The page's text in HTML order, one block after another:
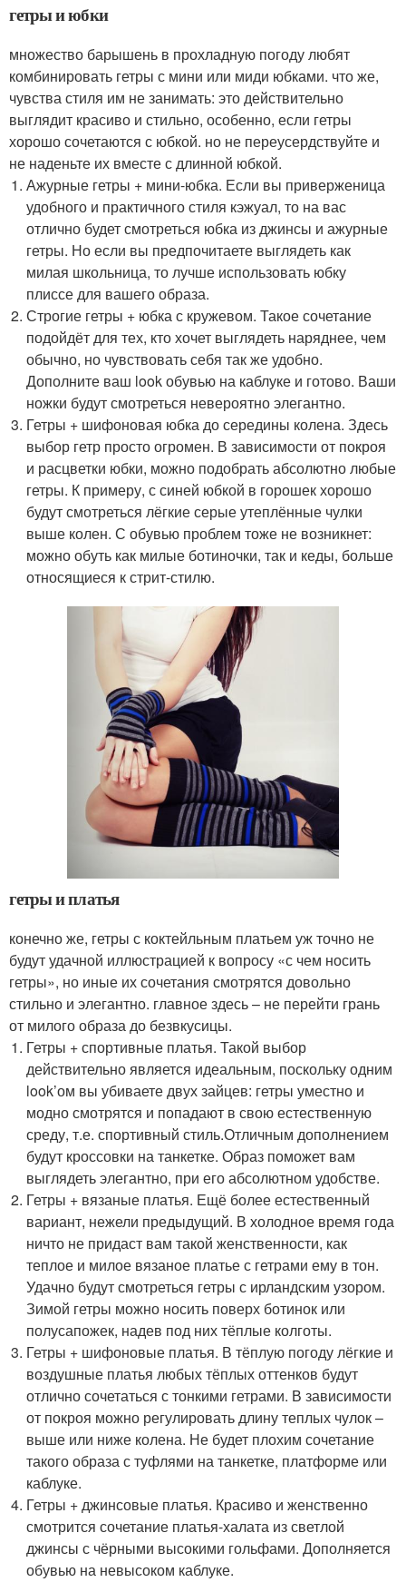
гетры и юбки
множество барышень в прохладную погоду любят
комбинировать гетры с мини или миди юбками. что же,
чувства стиля им не занимать: это действительно
выглядит красиво и стильно, особенно, если гетры
хорошо сочетаются с юбкой. но не переусердствуйте и
не наденьте их вместе с длинной юбкой.
Ажурные гетры + мини-юбка. Если вы приверженица
удобного и практичного стиля кэжуал, то на вас
отлично будет смотреться юбка из джинсы и ажурные
гетры. Но если вы предпочитаете выглядеть как
милая школьница, то лучше использовать юбку
плиссе для вашего образа.
Строгие гетры + юбка с кружевом. Такое сочетание
подойдёт для тех, кто хочет выглядеть наряднее, чем
обычно, но чувствовать себя так же удобно.
Дополните ваш look обувью на каблуке и готово. Ваши
ножки будут смотреться невероятно элегантно.
Гетры + шифоновая юбка до середины колена. Здесь
выбор гетр просто огромен. В зависимости от покроя
и расцветки юбки, можно подобрать абсолютно любые
гетры. К примеру, с синей юбкой в горошек хорошо
будут смотреться лёгкие серые утеплённые чулки
выше колен. С обувью проблем тоже не возникнет:
можно обуть как милые ботиночки, так и кеды, больше
относящиеся к стрит-стилю.
гетры и платья
конечно же, гетры с коктейльным платьем уж точно не
будут удачной иллюстрацией к вопросу «с чем носить
гетры», но иные их сочетания смотрятся довольно
стильно и элегантно. главное здесь – не перейти грань
от милого образа до безвкусицы.
Гетры + спортивные платья. Такой выбор
действительно является идеальным, поскольку одним
look’ом вы убиваете двух зайцев: гетры уместно и
модно смотрятся и попадают в свою естественную
среду, т.е. спортивный стиль.Отличным дополнением
будут кроссовки на танкетке. Образ поможет вам
выглядеть элегантно, при его абсолютном удобстве.
Гетры + вязаные платья. Ещё более естественный
вариант, нежели предыдущий. В холодное время года
ничто не придаст вам такой женственности, как
теплое и милое вязаное платье с гетрами ему в тон.
Удачно будут смотреться гетры с ирландским узором.
Зимой гетры можно носить поверх ботинок или
полусапожек, надев под них тёплые колготы.
Гетры + шифоновые платья. В тёплую погоду лёгкие и
воздушные платья любых тёплых оттенков будут
отлично сочетаться с тонкими гетрами. В зависимости
от покроя можно регулировать длину теплых чулок –
выше или ниже колена. Не будет плохим сочетание
такого образа с туфлями на танкетке, платформе или
каблуке.
Гетры + джинсовые платья. Красиво и женственно
смотрится сочетание платья-халата из светлой
джинсы с чёрными высокими гольфами. Дополняется
обувью на невысоком каблуке.